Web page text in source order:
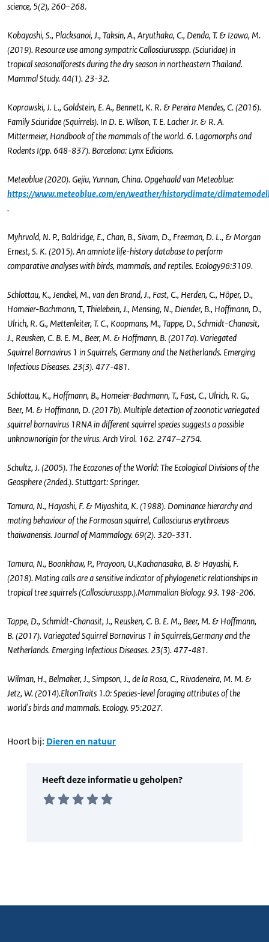
science, 5(2), 260–268.
Kobayashi, S., Placksanoi, J., Taksin, A., Aryuthaka, C., Denda, T. & Izawa, M.
(2019). Resource use among sympatric Callosciurusspp. (Sciuridae) in
tropical seasonalforests during the dry season in northeastern Thailand.
Mammal Study. 44(1). 23-32.
Koprowski, J. L., Goldstein, E. A., Bennett, K. R. & Pereira Mendes, C. (2016).
Family Sciuridae (Squirrels). In D. E. Wilson, T. E. Lacher Jr. & R. A.
Mittermeier, Handbook of the mammals of the world. 6. Lagomorphs and
Rodents I(pp. 648-837). Barcelona: Lynx Edicions.
Meteoblue (2020). Gejiu, Yunnan, China. Opgehaald van Meteoblue:
https://www.meteoblue.com/en/weather/historyclimate/
.
Myhrvold, N. P., Baldridge, E., Chan, B., Sivam, D., Freeman, D. L., & Morgan
Ernest, S. K. (2015). An amniote life-history database to perform
comparative analyses with birds, mammals, and reptiles. Ecology96:3109.
Schlottau, K., Jenckel, M., van den Brand, J., Fast, C., Herden, C., Höper, D.,
Homeier-Bachmann, T., Thielebein, J., Mensing, N., Diender, B., Hoffmann, D.,
Ulrich, R. G., Mettenleiter, T. C., Koopmans, M., Tappe, D., Schmidt-Chanasit,
J., Reusken, C. B. E. M., Beer, M. & Hoffmann, B. (2017a). Variegated
Squirrel Bornavirus 1 in Squirrels, Germany and the Netherlands. Emerging
Infectious Diseases. 23(3). 477-481.
Schlottau, K., Hoffmann, B., Homeier-Bachmann, T., Fast, C., Ulrich, R. G.,
Beer, M. & Hoffmann, D. (2017b). Multiple detection of zoonotic variegated
squirrel bornavirus 1RNA in different squirrel species suggests a possible
unknownorigin for the virus. Arch Virol. 162. 2747–2754.
Schultz, J. (2005). The Ecozones of the World: The Ecological Divisions of the
Geosphere (2nded.). Stuttgart: Springer.
Tamura, N., Hayashi, F. & Miyashita, K. (1988). Dominance hierarchy and
mating behaviour of the Formosan squirrel, Callosciurus erythraeus
thaiwanensis. Journal of Mammalogy. 69(2). 320-331.
Tamura, N., Boonkhaw, P., Prayoon, U.,Kachanasaka, B. & Hayashi, F.
(2018). Mating calls are a sensitive indicator of phylogenetic relationships in
tropical tree squirrels (Callosciurusspp.).Mammalian Biology. 93. 198-206.
Tappe, D., Schmidt-Chanasit, J., Reusken, C. B. E. M., Beer, M. & Hoffmann,
B. (2017). Variegated Squirrel Bornavirus 1 in Squirrels,Germany and the
Netherlands. Emerging Infectious Diseases. 23(3). 477-481.
Wilman, H., Belmaker, J., Simpson, J., de la Rosa, C., Rivadeneira, M. M. &
Jetz, W. (2014).EltonTraits 1.0: Species-level foraging attributes of the
world's birds and mammals. Ecology. 95:2027.
Hoort bij: Dieren en natuur